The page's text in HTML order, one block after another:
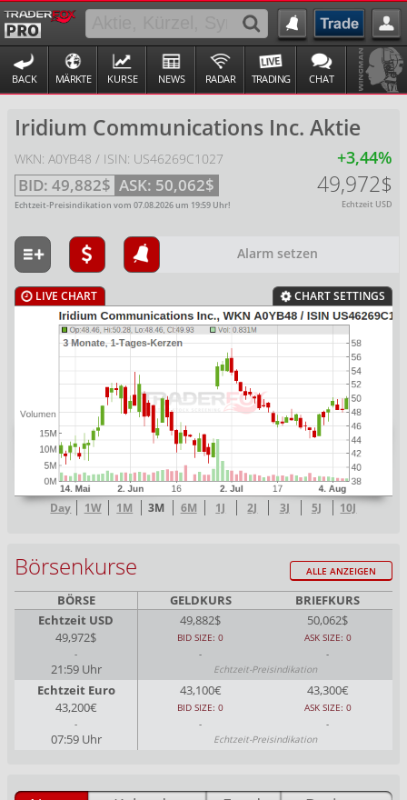
BACK MÄRKTE KURSE NEWS RADAR TRADING CHAT
Iridium Communications Inc. Aktie
WKN: A0YB48 / ISIN: US46269C1027
BID:49,882$ ASK: 50,062$
Echtzeit-Preisindikation vom 07.08.2026um 19:59 Uhr!
+3,44%
49,972$
Echtzeit USD
Alarm setzen
LIVE CHART CHART SETTINGS
Day 1W 1M 3M 6M 1J 2J 3J 5J 10J
Börsenkurse ALLE ANZEIGEN
BÖRSE GELDKURS
BRIEFKURS
Echtzeit USD
49,882$
50,062$
49,972$
BID SIZE: 0
ASK SIZE: 0
-
- -
21:59 Uhr Echtzeit-Preisindikation
Echtzeit Euro 43,100€
43,300€
43,200€
BID SIZE: 0
ASK SIZE: 0
-
- -
07:59 Uhr Echtzeit-Preisindikation